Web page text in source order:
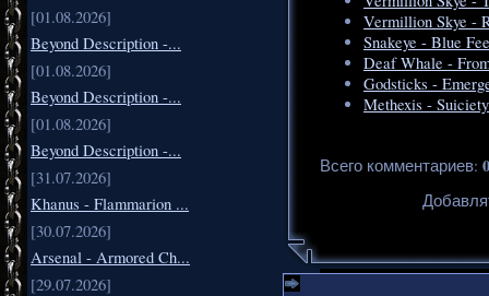
[01.08.2026]
Beyond Description -...
[01.08.2026]
Beyond Description -...
[01.08.2026]
Beyond Description -...
[31.07.2026]
Khanus - Flammarion ...
[30.07.2026]
Arsenal - Armored Ch...
[29.07.2026]
Vermillion Skye -
Snakeye - Blue
Deaf Whale -
Godsticks -
Methexis -
Всего комментариев: 0